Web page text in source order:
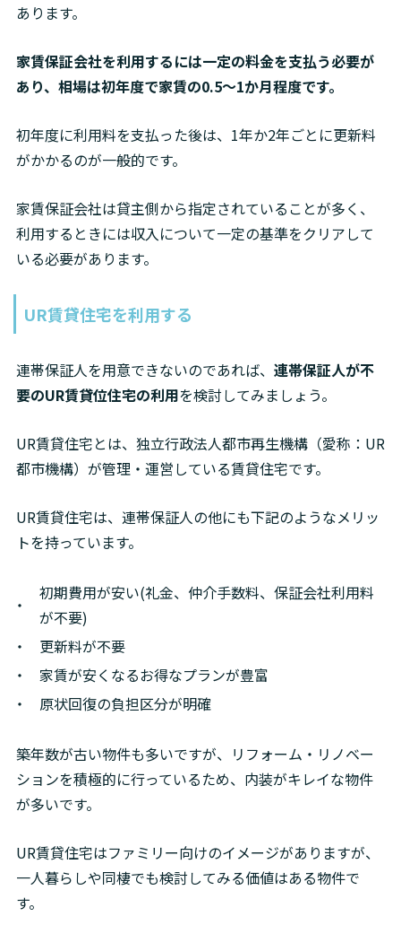
あります。
家賃保証会社を利用するには一定の料金を支払う必要が
あり、相場は初年度で家賃の0.5〜1か月程度です。
初年度に利用料を支払った後は、1年か2年ごとに更新料
がかかるのが一般的です。
家賃保証会社は貸主側から指定されていることが多く、
利用するときには収入について一定の基準をクリアして
いる必要があります。
UR賃貸住宅を利用する
連帯保証人を用意できないのであれば、 連帯保証人が不
要のUR賃貸位住宅の利用を検討してみましょう。
UR賃貸住宅とは、独立行政法人都市再生機構（愛称：UR
都市機構）が管理・運営している賃貸住宅です。
UR賃貸住宅は、連帯保証人の他にも下記のようなメリッ
トを持っています。
初期費用が安い(礼金、仲介手数料、保証会社利用料
が不要)
更新料が不要
家賃が安くなるお得なプランが豊富
原状回復の負担区分が明確
築年数が古い物件も多いですが、リフォーム・リノベー
ションを積極的に行っているため、内装がキレイな物件
が多いです。
UR賃貸住宅はファミリー向けのイメージがありますが、
一人暮らしや同棲でも検討してみる価値はある物件で
す。